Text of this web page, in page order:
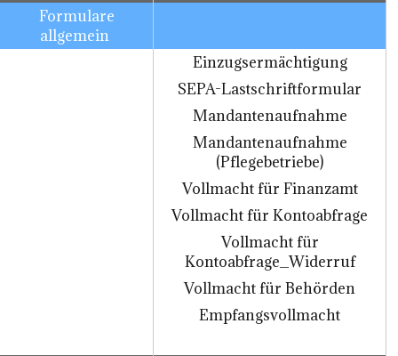
Formulare
allgemein
Einzugsermächtigung
SEPA-Lastschriftformular
Mandantenaufnahme
Mandantenaufnahme
(Pflegebetriebe)
Vollmacht für Finanzamt
Vollmacht für Kontoabfrage
Vollmacht für
Kontoabfrage_Widerruf
Vollmacht für Behörden
Empfangsvollmacht